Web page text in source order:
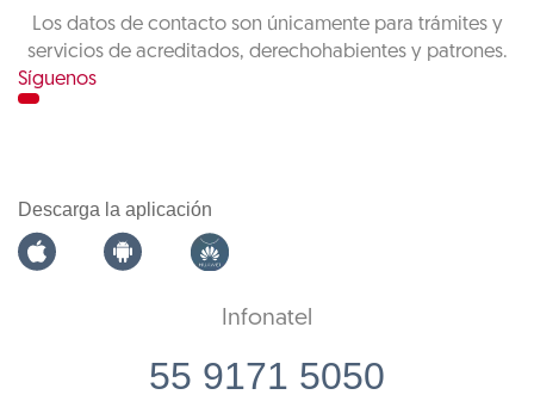
Los datos de contacto son únicamente para trámites y
servicios de acreditados, derechohabientes y patrones.
Síguenos
Descarga la aplicación
Infonatel
55 9171 5050